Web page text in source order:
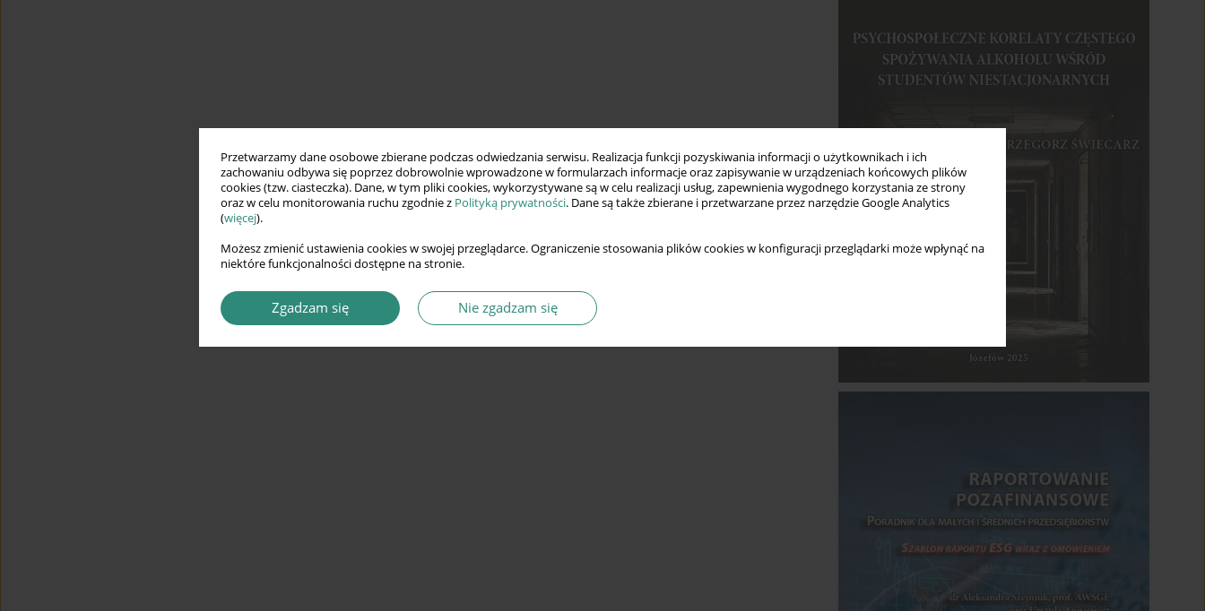
Przetwarzamy dane osobowe zbierane podczas odwiedzania serwisu. Realizacja funkcji pozyskiwania informacji o użytkownikach i ich
zachowaniu odbywa się poprzez dobrowolnie wprowadzone w formularzach informacje oraz zapisywanie w urządzeniach końcowych plików
cookies (tzw. ciasteczka). Dane, w tym pliki cookies, wykorzystywane są w celu realizacji usług, zapewnienia wygodnego korzystania ze strony
oraz w celu monitorowania ruchu zgodnie z Polityką prywatności. Dane są także zbierane i przetwarzane przez narzędzie Google Analytics
(więcej).
Możesz zmienić ustawienia cookies w swojej przeglądarce. Ograniczenie stosowania plików cookies w konfiguracji przeglądarki może wpłynąć na
niektóre funkcjonalności dostępne na stronie.
Zgadzam się Nie zgadzam się